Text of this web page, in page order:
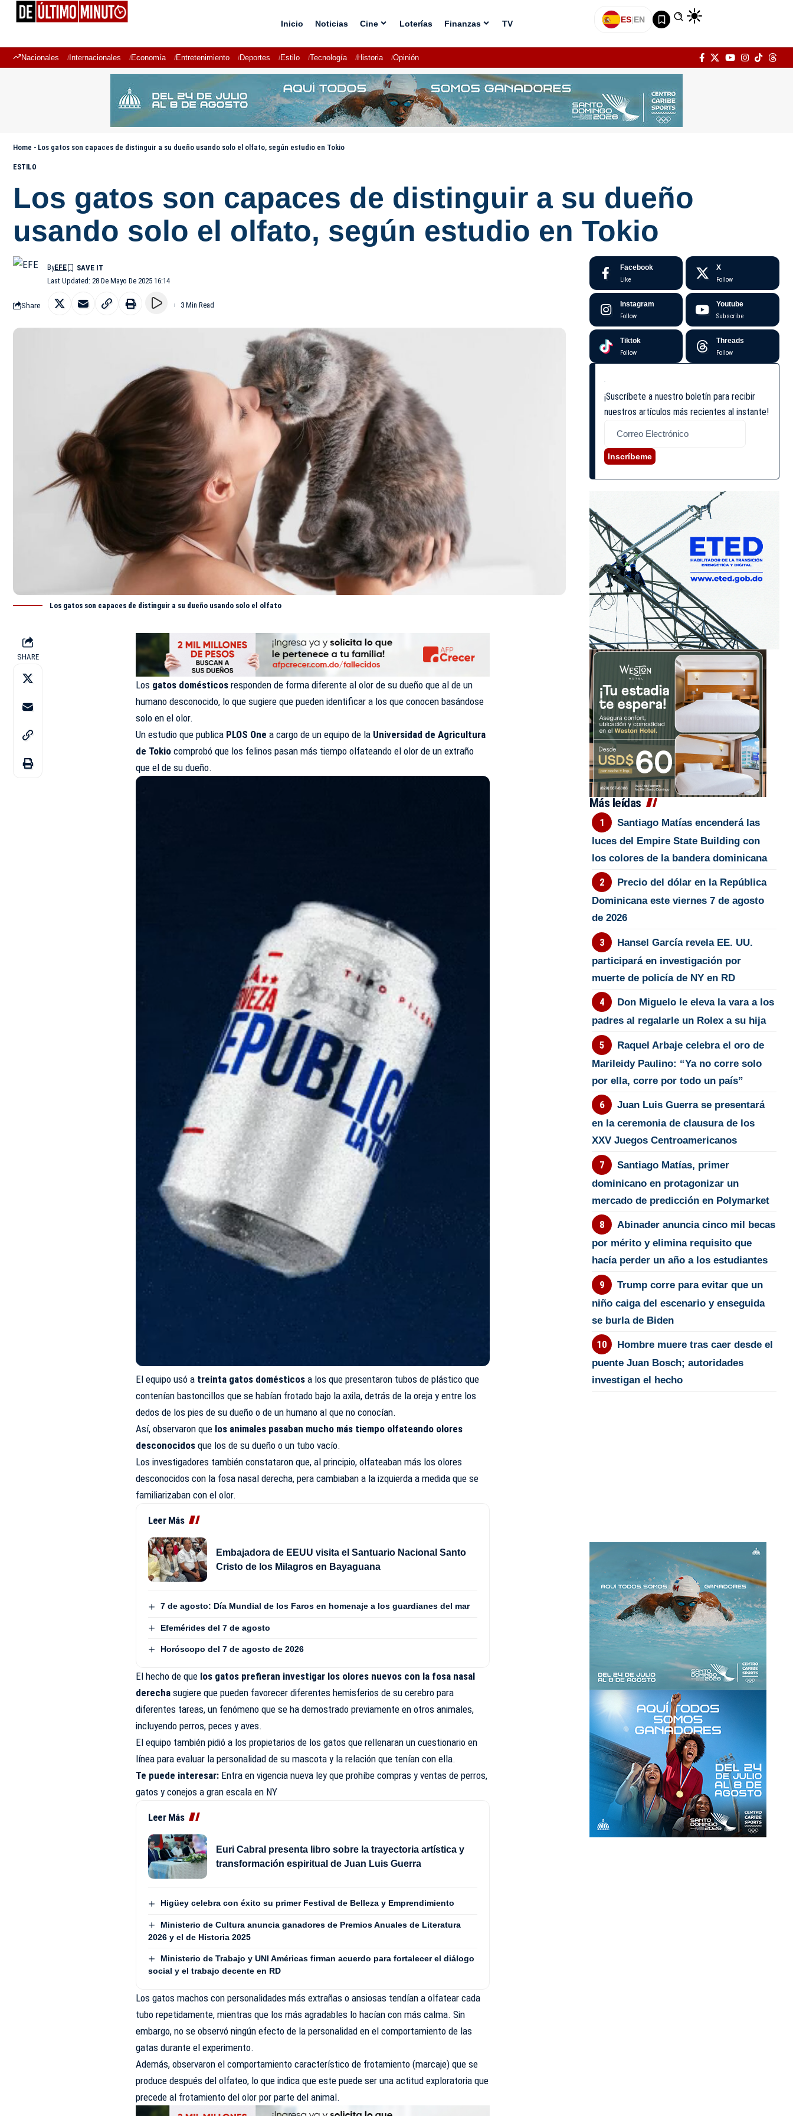
Inicio Noticias Cine Loterías Finanzas TV ES|EN
Nacionales Internacionales Economía Entretenimiento Deportes Estilo Tecnología Historia Opinión
Home - Los gatos son capaces de distinguir a su dueño usando solo el olfato, según estudio en Tokio
ESTILO
Los gatos son capaces de distinguir a su dueño
usando solo el olfato, según estudio en Tokio
Last Updated: 28 De Mayo De 2025 16:14
ByEFE
Share 3 Min Read
Los gatos son capaces de distinguir a su dueño usando solo el olfato
SHARE
Los gatos domésticosresponden de forma diferente al olor de su dueño que al de un
humano desconocido, lo que sugiere que pueden identificar a los que conocen basándose
solo en el olor.
Un estudio que publica PLOS Onea cargo de un equipo de la Universidad de Agricultura
de Tokio comprobó que los felinos pasan más tiempo olfateando el olor de un extraño
que el de su dueño.
El equipo usó a treinta gatos domésticos a los que presentaron tubos de plástico que
contenían bastoncillos que se habían frotado bajo la axila, detrás de la oreja y entre los
dedos de los pies de su dueño o de un humano al que no conocían.
Así, observaron que los animales pasaban mucho más tiempo olfateando olores
desconocidosque los de su dueño o un tubo vacío.
Los investigadores también constataron que, al principio, olfateaban más los olores
desconocidos con la fosa nasal derecha, pera cambiaban a la izquierda a medida que se
familiarizaban con el olor.
Leer Más
Embajadora de EEUU visita el Santuario Nacional Santo
Cristo de los Milagros en Bayaguana
7 de agosto: Día Mundial de los Faros en homenaje a los guardianes del mar
Efemérides del 7 de agosto
Horóscopo del 7 de agosto de 2026
El hecho de que los gatos prefieran investigar los olores nuevos con la fosa nasal
derecha sugiere que pueden favorecer diferentes hemisferios de su cerebro para
diferentes tareas, un fenómeno que se ha demostrado previamente en otros animales,
incluyendo perros, peces y aves.
El equipo también pidió a los propietarios de los gatos que rellenaran un cuestionario en
línea para evaluar la personalidad de su mascota y la relación que tenían con ella.
Te puede interesar: Entra en vigencia nueva ley que prohíbe compras y ventas de perros,
gatos y conejos a gran escala en NY
Leer Más
Euri Cabral presenta libro sobre la trayectoria artística y
transformación espiritual de Juan Luis Guerra
Higüey celebra con éxito su primer Festival de Belleza y Emprendimiento
Ministerio de Cultura anuncia ganadores de Premios Anuales de Literatura
2026 y el de Historia 2025
Ministerio de Trabajo y UNI Américas firman acuerdo para fortalecer el diálogo
social y el trabajo decente en RD
Los gatos machos con personalidades más extrañas o ansiosas tendían a olfatear cada
tubo repetidamente, mientras que los más agradables lo hacían con más calma. Sin
embargo, no se observó ningún efecto de la personalidad en el comportamiento de las
gatas durante el experimento.
Además, observaron el comportamiento característico de frotamiento (marcaje) que se
produce después del olfateo, lo que indica que este puede ser una actitud exploratoria que
precede al frotamiento del olor por parte del animal.
Facebook
Like
X
Follow
Instagram
Follow
Youtube
Subscribe
Tiktok
Follow
Threads
Follow
¡Suscríbete a nuestro boletín para recibir
nuestros artículos más recientes al instante!
Inscríbeme
Más leídas
Santiago Matías encenderá las
luces del Empire State Building con
los colores de la bandera dominicana
Precio del dólar en la República
Dominicana este viernes 7 de agosto
de 2026
Hansel García revela EE. UU.
participará en investigación por
muerte de policía de NY en RD
Don Miguelo le eleva la vara a los
padres al regalarle un Rolex a su hija
Raquel Arbaje celebra el oro de
Marileidy Paulino: “Ya no corre solo
por ella, corre por todo un país”
Juan Luis Guerra se presentará
en la ceremonia de clausura de los
XXV Juegos Centroamericanos
Santiago Matías, primer
dominicano en protagonizar un
mercado de predicción en Polymarket
Abinader anuncia cinco mil becas
por mérito y elimina requisito que
hacía perder un año a los estudiantes
Trump corre para evitar que un
niño caiga del escenario y enseguida
se burla de Biden
Hombre muere tras caer desde el
puente Juan Bosch; autoridades
investigan el hecho